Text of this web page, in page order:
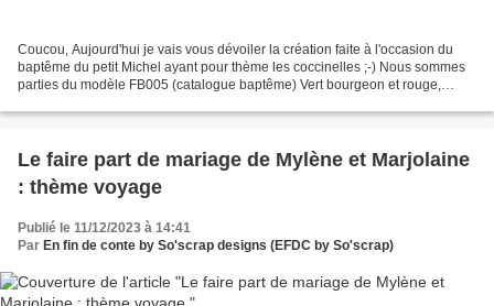
Coucou, Aujourd'hui je vais vous dévoiler la création faite à l'occasion du
baptême du petit Michel ayant pour thème les coccinelles ;-) Nous sommes
parties du modèle FB005 (catalogue baptême) Vert bourgeon et rouge,
Le faire part de mariage de Mylène et Marjolaine
: thème voyage
Publié le 11/12/2023 à 14:41
Par En fin de conte by So'scrap designs (EFDC by So'scrap)